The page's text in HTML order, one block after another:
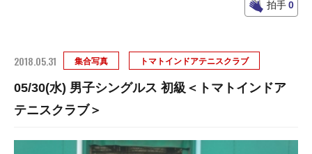
拍手0
2018.05.31 集合写真 トマトインドアテニスクラブ
05/30(水) 男子シングルス 初級＜トマトインドア
テニスクラブ＞